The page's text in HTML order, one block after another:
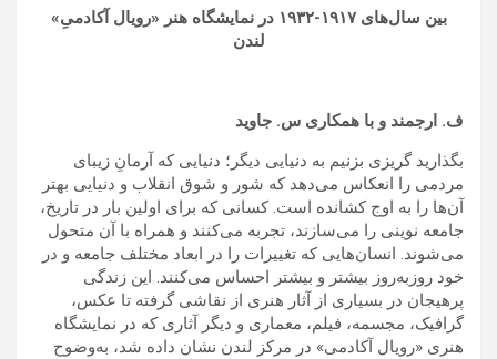
بین سال‌های ۱۹۱۷-۱۹۳۲ در نمایشگاه هنر «رویال آکادمیِ»
لندن
ف. ارجمند و با همکاری س. جاوید
بگذارید گریزی بزنیم به دنیایی دیگر؛ دنیایی که آرمانِ زیبای
مردمی را انعکاس می‌دهد که شور و شوق انقلاب و دنیایی بهتر
آن‌ها را به اوج کشانده است. کسانی که برای اولین بار در تاریخ،
جامعه نوینی را می‌سازند، تجربه می‌کنند و همراه با آن متحول
می‌شوند. انسان‌هایی که تغییرات را در ابعاد مختلف جامعه و در
خود روزبه‌روز بیشتر و بیشتر احساس می‌کنند. این زندگی
پرهیجان در بسیاری از آثار هنری از نقاشی گرفته تا عکس،
گرافیک، مجسمه، فیلم، معماری و دیگر آثاری که در نمایشگاه
هنری «رویال آکادمی» در مرکز لندن نشان داده شد، به‌وضوح